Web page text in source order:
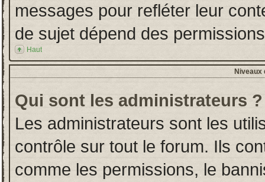
messages pour refléter leur
de sujet dépend des
Haut
Niveaux
Qui sont les administrateurs ?
Les administrateurs sont les
contrôle sur tout le forum. Ils
comme les permissions, le